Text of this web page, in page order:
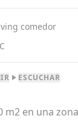
comedor
ESCUCHAR
m2 en una